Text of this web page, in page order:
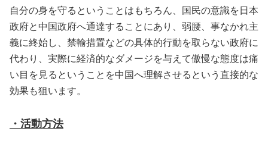
自分の身を守るということはもちろん、国民の意識を日本
政府と中国政府へ通達することにあり、弱腰、事なかれ主
義に終始し、禁輸措置などの具体的行動を取らない政府に
代わり、実際に経済的なダメージを与えて傲慢な態度は痛
い目を見るということを中国へ理解させるという直接的な
効果も狙います。
・活動方法